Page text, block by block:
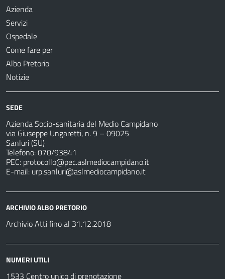
Azienda
Servizi
Ospedale
Come fare per
Albo Pretorio
Notizie
SEDE
Azienda Socio-sanitaria del Medio Campidano
via Giuseppe Ungaretti, n. 9 – 09025
Sanluri (SU)
Telefono: 070/93841
PEC: protocollo@pec.aslmediocampidano.it
E-mail: urp.sanluri@aslmediocampidano.it
ARCHIVIO ALBO PRETORIO
Archivio Atti fino al 31.12.2018
NUMERI UTILI
1533 Centro unico di prenotazione